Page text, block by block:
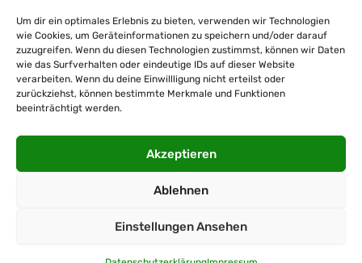
Um dir ein optimales Erlebnis zu bieten, verwenden wir Technologien
wie Cookies, um Geräteinformationen zu speichern und/oder darauf
zuzugreifen. Wenn du diesen Technologien zustimmst, können wir Daten
wie das Surfverhalten oder eindeutige IDs auf dieser Website
verarbeiten. Wenn du deine Einwillligung nicht erteilst oder
zurückziehst, können bestimmte Merkmale und Funktionen
beeinträchtigt werden.
Akzeptieren
Ablehnen
Einstellungen Ansehen
Startseite
Über
Neuigkeiten
Kontakt
Urheberrecht © 2026 Reithof Forst |